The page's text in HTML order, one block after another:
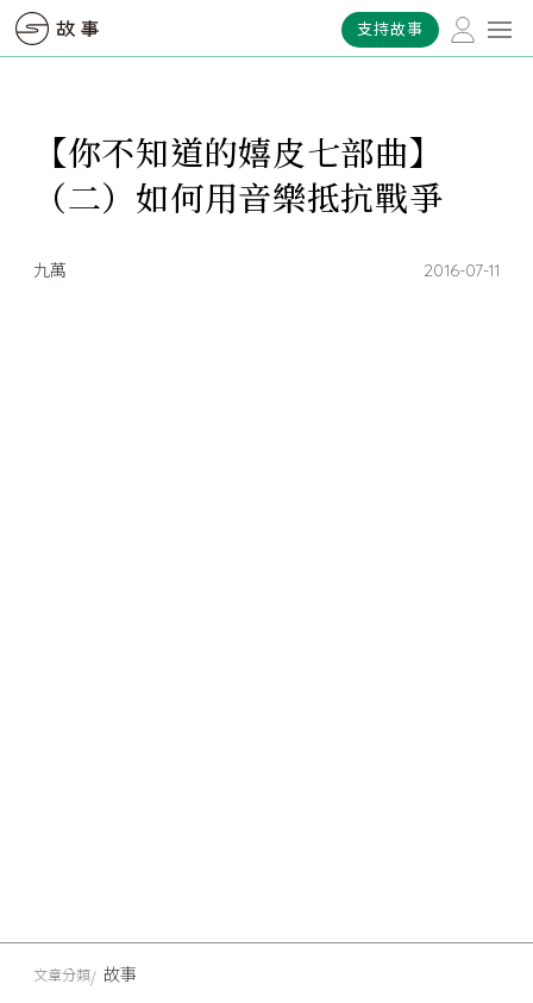
支持故事
【你不知道的嬉皮七部曲】
（二）如何用音樂抵抗戰爭
九萬 2016-07-11
文章分類 故事